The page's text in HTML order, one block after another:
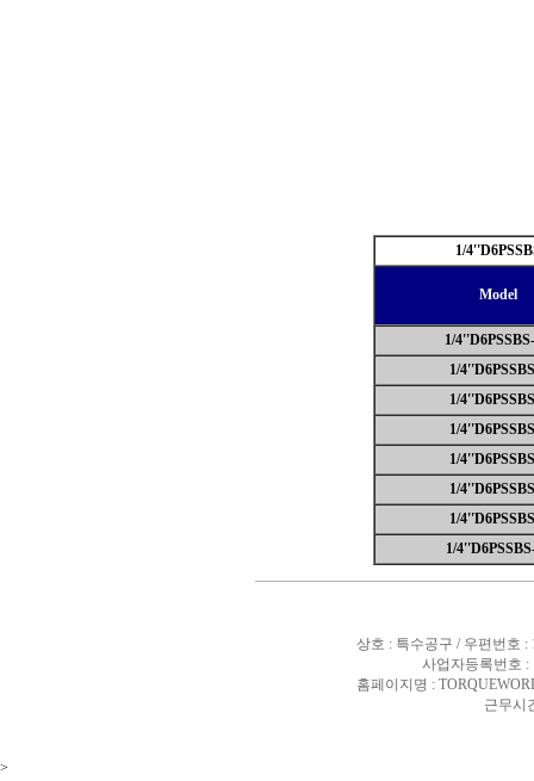
1/
Model
1/
1/
1/
1/
1/
1/
1/
1/
상호 : 특수공구 / 우편번호 :
사업자등록번호 :
홈페이지명 :
근무시
>